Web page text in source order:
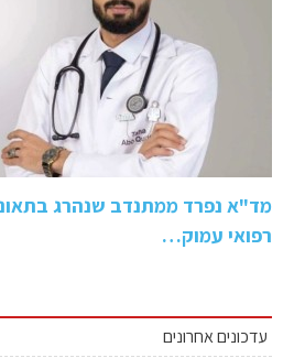
רפואי עמוק…
עדכונים אחרונים